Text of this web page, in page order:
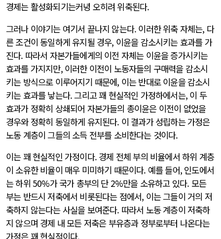
경제는 활성화되기는커녕 오히려 위축된다.
그러나 이야기는 여기서 끝나지 않는다. 이러한 위축 자체는, 다
른 조건이 동일하게 유지될 경우, 이윤을 감소시키는 효과를 가
진다. 따라서 자본가들에게의 이전 자체는 이윤을 증가시키는
효과를 가지지만, 이러한 이전이 노동자들의 구매력을 감소시
키는 방식으로 이루어지기 때문에, 이는 반대로 이윤을 감소시
키는 효과를 낳는다. 그리고 꽤 현실적인 가정하에서는, 이 두
효과가 정확히 상쇄되어 자본가들의 총이윤은 이전이 없었을
경우와 정확히 동일하게 유지된다. 이 결과가 성립하는 가정은
노동 계층이 그들의 소득 전부를 소비한다는 것이다.
이는 꽤 현실적인 가정이다. 경제 전체 부의 비율에서 하위 계층
이 소유한 비율이 매우 미미하기 때문이다. 예를 들어, 인도에서
는 하위 50%가 국가 총부의 단 2%만을 소유하고 있다. 모든
부는 반드시 저축에서 비롯된다는 점에서, 이는 그들이 거의 저
축하지 않는다는 사실을 보여준다. 따라서 노동 계층이 저축하
지 않으며 경제 내 모든 저축은 부유층과 정부로부터 나온다는
가정은 꽤 현실적이다.